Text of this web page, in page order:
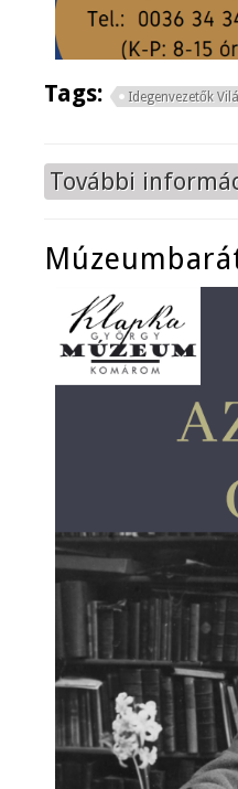
Tags: Idegenvezetők
További